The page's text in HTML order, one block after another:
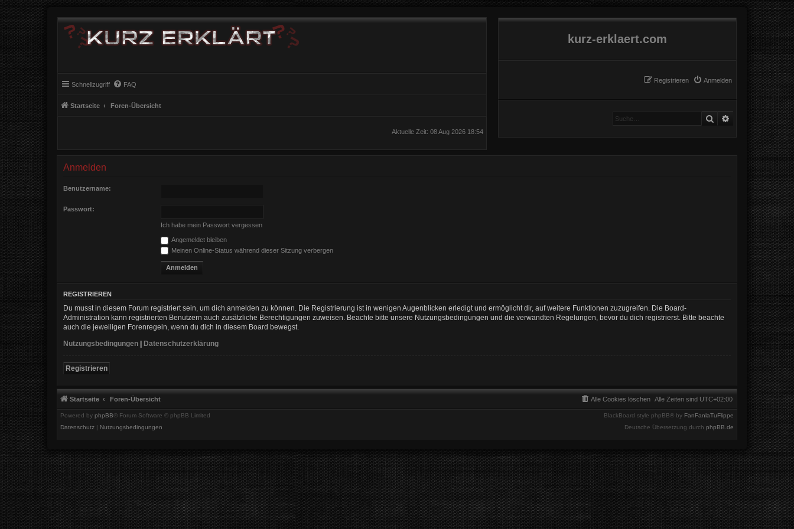
kurz-erklaert.com
Anmelden
Registrieren
Schnellzugriff FAQ
Startseite Foren-Übersicht
Suche Erweiterte Suche
Aktuelle Zeit: 08 Aug 2026 18:54
Anmelden
Benutzername:
Passwort:
Ich habe mein Passwort vergessen
Angemeldet bleiben
Meinen Online-Status während dieser Sitzung verbergen
REGISTRIEREN
Du musst in diesem Forum registriert sein, um dich anmelden zu können. Die Registrierung ist in wenigen Augenblicken erledigt und ermöglicht dir, auf weitere Funktionen zuzugreifen. Die Board-
Administration kann registrierten Benutzern auch zusätzliche Berechtigungen zuweisen. Beachte bitte unsere Nutzungsbedingungen und die verwandten Regelungen, bevor du dich registrierst. Bitte beachte
auch die jeweiligen Forenregeln, wenn du dich in diesem Board bewegst.
Nutzungsbedingungen | Datenschutzerklärung
Registrieren
Startseite Foren-Übersicht Alle Zeiten sind UTC+02:00
Alle Cookies löschen
Powered by phpBB® Forum Software © phpBB Limited BlackBoard style phpBB® by FanFanlaTuFlippe
Deutsche Übersetzung durch phpBB.de
Datenschutz | Nutzungsbedingungen